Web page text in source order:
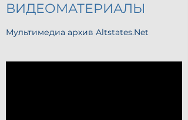
ВИДЕОМАТЕРИАЛЫ
Мультимедиа архив Altstates.Net